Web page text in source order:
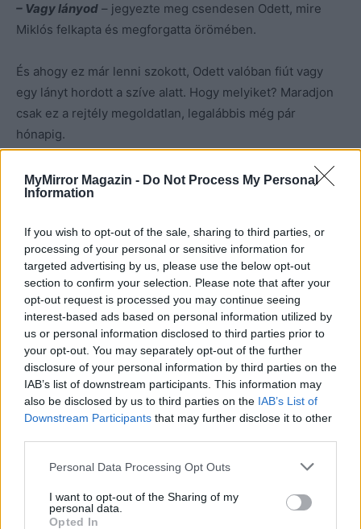
MyMirror Magazin - Do Not Process My Personal
Information
If you wish to opt-out of the sale, sharing to third parties, or
processing of your personal or sensitive information for
targeted advertising by us, please use the below opt-out
section to confirm your selection. Please note that after your
opt-out request is processed you may continue seeing
interest-based ads based on personal information utilized by
us or personal information disclosed to third parties prior to
your opt-out. You may separately opt-out of the further
disclosure of your personal information by third parties on the
IAB’s list of downstream participants. This information may
also be disclosed by us to third parties on the IAB’s List of
Downstream Participants that may further disclose it to other
Personal Data Processing Opt Outs
I want to opt-out of the Sharing of my
personal data.
Opted In
– Vagy lányod – jegyezte meg csendesen Odett, mire
Miklós felkapta és megforgatta örömében.
És ahogy ez már lenni szokott, Odett valóban fiút vagy
egy lányt hordott a szíve alatt. Hogy melyiket? Maradjon
csak ez a rejtély megoldatlan, legalábbis még pár
hónapig.
Vége
fotó: Pinterest